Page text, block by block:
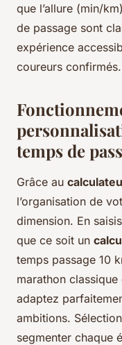
que l’allure (min/
de passage sont
expérience
coureurs confirmés.
temps de
Grâce au
l’organisation de
dimension. En
que ce soit un
temps passage 10
marathon
adaptez
ambitions.
segmenter chaque